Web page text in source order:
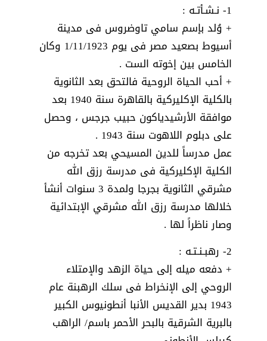
1- نـشـأتـه :
+ وُلد بإسم سامي تاوضروس فى مدينة
أسيوط بصعيد مصر فى يوم 1/11/1923 وكان
الخامس بين إخوته الست .
+ أحب الحياة الروحية فالتحق بعد الثانوية
بالكلية الإكليركية بالقاهرة سنة 1940 بعد
موافقة الأرشيدياكون حبيب جرجس ، وحصل
على دبلوم اللاهوت سنة 1943 .
عمل مدرساً للدين المسيحي بعد تخرجه من
الكلية الإكليركية فى مدرسة رزق الله
مشرقي الثانوية بجرجا ولمدة 3 سنوات أنشأ
خلالها مدرسة رزق الله مشرقي الإبتدائية
وصار ناظراً لها .
2- رهبـنـتـه :
+ دفعه ميله إلى حياة الزهد والإمتلاء
الروحي إلى الإنخراط فى سلك الرهبنة عام
1943 بدير القديس الأنبا أنطونيوس الكبير
بالبرية الشرقية بالبحر الأحمر باسم/ الراهب